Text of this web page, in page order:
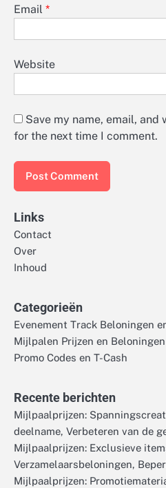
Email *
Website
Save my name, email,
for the next time I comment.
Links
Contact
Over
Inhoud
Categorieën
Evenement Track Beloningen
Mijlpalen Prijzen en Beloningen
Promo Codes en T-Cash
Recente berichten
Mijlpaalprijzen:
deelname, Verbeteren van de
Mijlpaalprijzen: Exclusieve
Verzamelaarsbeloningen,
Mijlpaalprijzen: